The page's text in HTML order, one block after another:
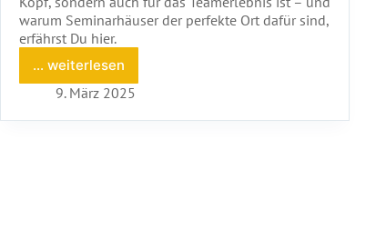
warum Seminarhäuser der perfekte Ort dafür sind,
erfährst Du hier.
... weiterlesen
Digital
Detox
Seminarhaus:
9. März 2025